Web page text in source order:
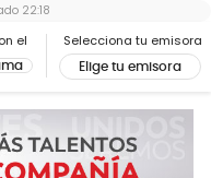
el Selecciona tu emisora
Elige tu emisora
22:18